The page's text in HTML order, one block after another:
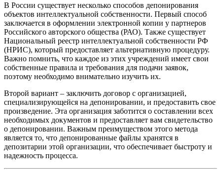
В России существует несколько способов депонирования
объектов интеллектуальной собственности. Первый способ
заключается в оформлении электронной копии у партнеров
Российского авторского общества (РАО). Также существует
Национальный реестр интеллектуальной собственности РФ
(НРИС), который предоставляет альтернативную процедуру.
Важно помнить, что каждое из этих учреждений имеет свои
собственные правила и требования для подачи заявок,
поэтому необходимо внимательно изучить их.
Второй вариант – заключить договор с организацией,
специализирующейся на депонировании, и предоставить свое
произведение. Эта организация заботится о составлении всех
необходимых документов и предоставляет вам свидетельство
о депонировании. Важным преимуществом этого метода
является то, что депонированные файлы хранятся в
депозитарии этой организации, что обеспечивает быстроту и
надежность процесса.